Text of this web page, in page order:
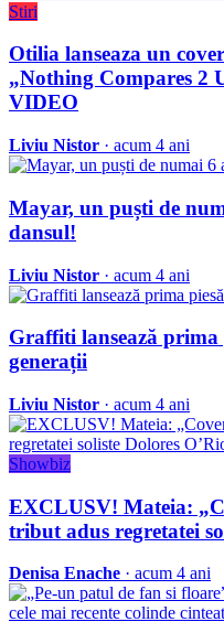
Stiri
Otilia lanseaza un
„Nothing Compares 2
VIDEO
Liviu Nistor · acum 4 ani
Mayar, un puști de
dansul!
Liviu Nistor · acum 4 ani
Graffiti lansează prima
generații
Liviu Nistor · acum 4 ani
Showbiz
EXCLUSV! Mateia:
tribut adus regretatei
Denisa Enache · acum 4 ani